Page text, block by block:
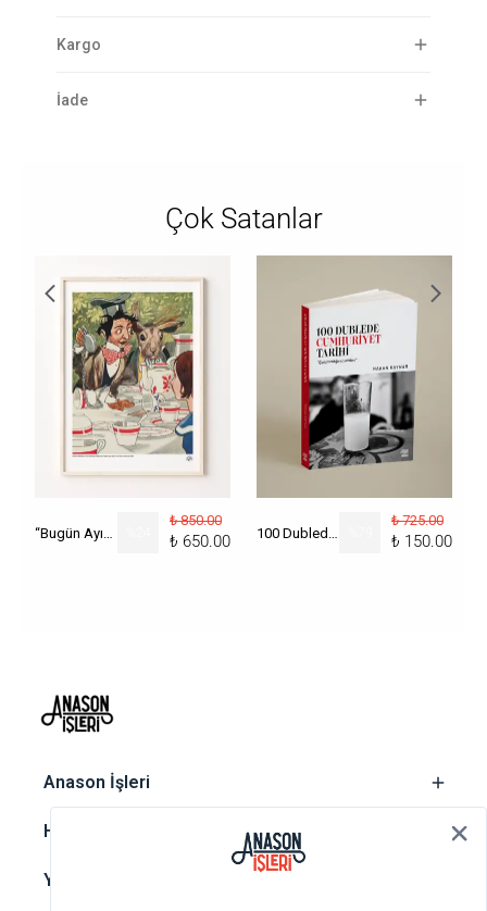
Kargo
İade
Çok Satanlar
₺ 850.00
₺ 650.00
₺ 725.00
₺ 150.00
‎ Anason İşleri
‎ Hesap
‎ Yasal metinler